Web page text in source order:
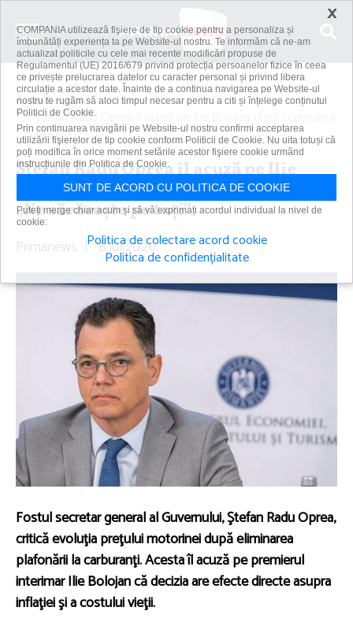
Acasă
Știri
Ştefan Radu Oprea îl acuză pe Ilie Bolojan după scumpirea
motorinei....
Ştefan Radu Oprea îl acuză pe Ilie
Bolojan după scumpirea motorinei.
„Ne sărăceşte pe toţi”
Primanews | 8 iul 2026
Fostul secretar general al Guvernului, Ştefan Radu Oprea,
critică evoluţia preţului motorinei după eliminarea
plafonării la carburanţi. Acesta îl acuză pe premierul
interimar Ilie Bolojan că decizia are efecte directe asupra
inflaţiei şi a costului vieţii.
×
COMPANIA utilizează fişiere de tip cookie pentru a personaliza și
îmbunătăți experiența ta pe Website-ul nostru. Te informăm că ne-am
actualizat politicile cu cele mai recente modificări propuse de
Regulamentul (UE) 2016/679 privind protecția persoanelor fizice în ceea
ce privește prelucrarea datelor cu caracter personal și privind libera
circulație a acestor date. Înainte de a continua navigarea pe Website-ul
nostru te rugăm să aloci timpul necesar pentru a citi și înțelege conținutul
Politicii de Cookie.
Prin continuarea navigării pe Website-ul nostru confirmi acceptarea
utilizării fişierelor de tip cookie conform Politicii de Cookie. Nu uita totuși că
poți modifica în orice moment setările acestor fişiere cookie urmând
instrucțiunile din Politica de Cookie.
SUNT DE ACORD CU POLITICA DE COOKIE
Puteți merge chiar acum și să vă exprimați acordul individual la nivel de
cookie:
Politica de colectare acord cookie
Politica de confidențialitate